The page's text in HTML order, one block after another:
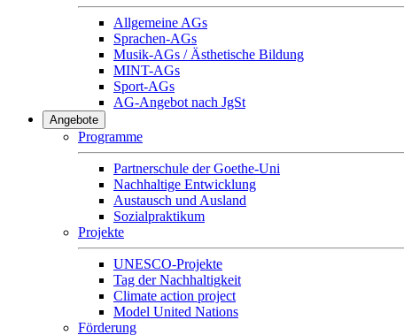
Allgemeine AGs
Sprachen-AGs
Musik-AGs / Ästhetische Bildung
MINT-AGs
Sport-AGs
AG-Angebot nach JgSt
Angebote
Programme
Partnerschule der Goethe-Uni
Nachhaltige Entwicklung
Austausch und Ausland
Sozialpraktikum
Projekte
UNESCO-Projekte
Tag der Nachhaltigkeit
Climate action project
Model United Nations
Förderung